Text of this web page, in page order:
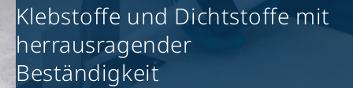
Klebstoffe und Dichtstoffe mit
herrausragender
Beständigkeit